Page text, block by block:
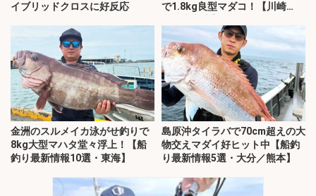
イブリッドクロスに好反応
で1.8kg良型マダコ！【川崎
金洲のスルメイカ泳がせ釣りで
8kg大型マハタ堂々浮上！【船
釣り最新情報10選・東海】
島原沖タイラバで70cm超えの大
物交えマダイ好ヒット中【船釣
り最新情報5選・大分／熊本】